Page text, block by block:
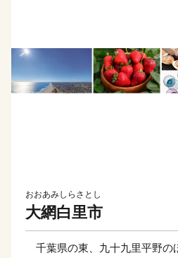
おおあみしらさとし
大網白里市
千葉県の東、九十九里平野の